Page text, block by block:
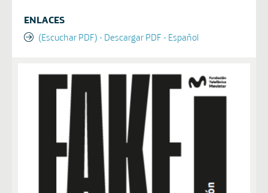
ENLACES
(Escuchar PDF) - Descargar PDF - Español